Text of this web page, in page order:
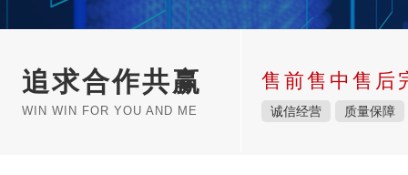
追求合作共赢
WIN WIN FOR YOU AND ME
售前售中售后
诚信经营 质量保障